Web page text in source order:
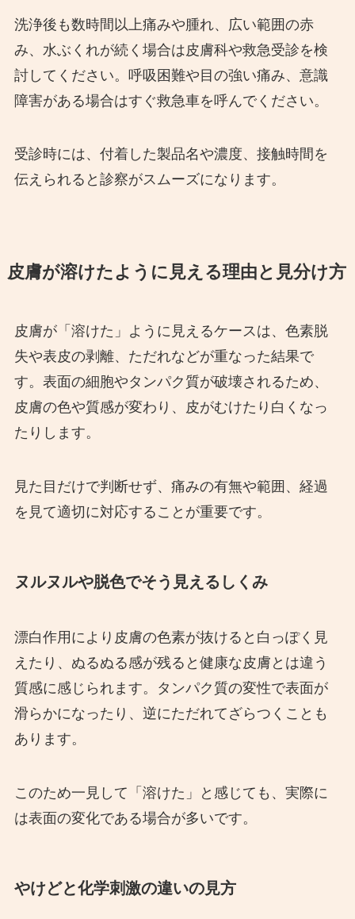
洗浄後も数時間以上痛みや腫れ、広い範囲の赤
み、水ぶくれが続く場合は皮膚科や救急受診を検
討してください。呼吸困難や目の強い痛み、意識
障害がある場合はすぐ救急車を呼んでください。
受診時には、付着した製品名や濃度、接触時間を
伝えられると診察がスムーズになります。
皮膚が溶けたように見える理由と見分け方
皮膚が「溶けた」ように見えるケースは、色素脱
失や表皮の剥離、ただれなどが重なった結果で
す。表面の細胞やタンパク質が破壊されるため、
皮膚の色や質感が変わり、皮がむけたり白くなっ
たりします。
見た目だけで判断せず、痛みの有無や範囲、経過
を見て適切に対応することが重要です。
ヌルヌルや脱色でそう見えるしくみ
漂白作用により皮膚の色素が抜けると白っぽく見
えたり、ぬるぬる感が残ると健康な皮膚とは違う
質感に感じられます。タンパク質の変性で表面が
滑らかになったり、逆にただれてざらつくことも
あります。
このため一見して「溶けた」と感じても、実際に
は表面の変化である場合が多いです。
やけどと化学刺激の違いの見方